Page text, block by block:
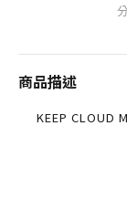
商品描述
KEEP CLOUD